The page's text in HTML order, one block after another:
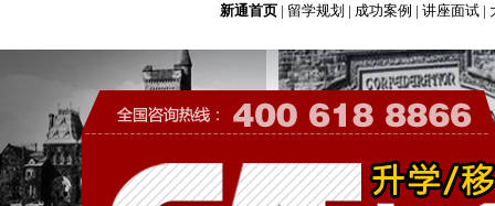
新通首页 | 留学规划 | 成功案例 |讲座面试 |